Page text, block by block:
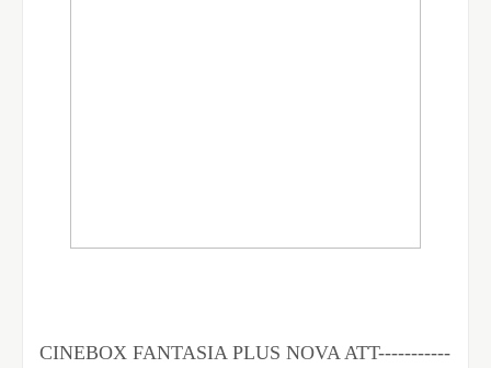
CINEBOX FANTASIA PLUS NOVA ATT-----------